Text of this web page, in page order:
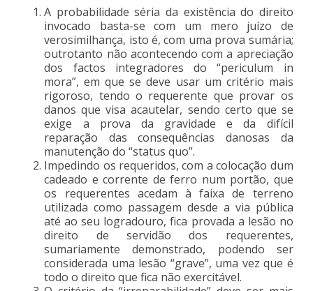
A probabilidade séria da existência do direito
invocado basta-se com um mero juízo de
verosimilhança, isto é, com uma prova sumária;
outrotanto não acontecendo com a apreciação
dos factos integradores do “periculum in
mora”, em que se deve usar um critério mais
rigoroso, tendo o requerente que provar os
danos que visa acautelar, sendo certo que se
exige a prova da gravidade e da difícil
reparação das consequências danosas da
manutenção do “status quo”.
Impedindo os requeridos, com a colocação dum
cadeado e corrente de ferro num portão, que
os requerentes acedam à faixa de terreno
utilizada como passagem desde a via pública
até ao seu logradouro, fica provada a lesão no
direito de servidão dos requerentes,
sumariamente demonstrado, podendo ser
considerada uma lesão “grave”, uma vez que é
todo o direito que fica não exercitável.